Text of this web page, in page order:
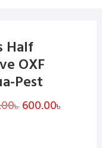
Half
OXF
Pest
৳ Original
price
600.00৳